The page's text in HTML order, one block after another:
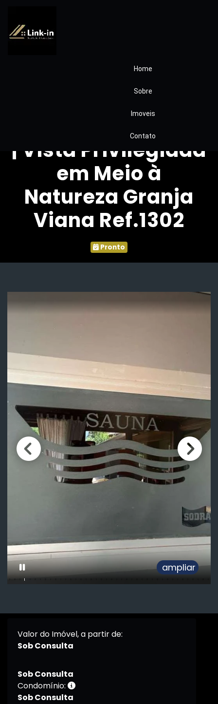
Home
Sobre
Imoveis
Contato
Casa à Venda no
Condomínio
Chácara dos Lagos
| Vista Privilegiada
em Meio à
Natureza Granja
Viana Ref.1302
Pronto
ampliar
Valor do Imóvel, a partir de:
Sob Consulta
Sob Consulta
Condomínio:
Sob Consulta